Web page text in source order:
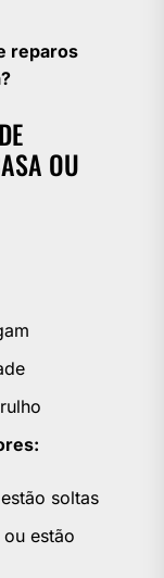
reparos
OU
soltas
estão